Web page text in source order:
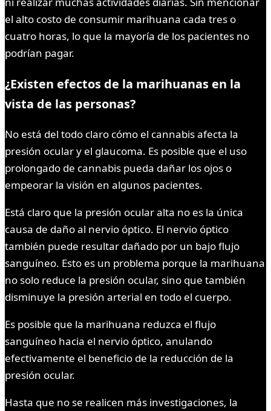
el alto costo de consumir marihuana cada tres o
cuatro horas, lo que la mayoría de los pacientes no
podrían pagar.
¿Existen efectos de la marihuanas en la
vista de las personas?
No está del todo claro cómo el cannabis afecta la
presión ocular y el glaucoma. Es posible que el uso
prolongado de cannabis pueda dañar los ojos o
empeorar la visión en algunos pacientes.
Está claro que la presión ocular alta no es la única
causa de daño al nervio óptico. El nervio óptico
también puede resultar dañado por un bajo flujo
sanguíneo. Esto es un problema porque la marihuana
no solo reduce la presión ocular, sino que también
disminuye la presión arterial en todo el cuerpo.
Es posible que la marihuana reduzca el flujo
sanguíneo hacia el nervio óptico, anulando
efectivamente el beneficio de la reducción de la
presión ocular.
Hasta que no se realicen más investigaciones, la